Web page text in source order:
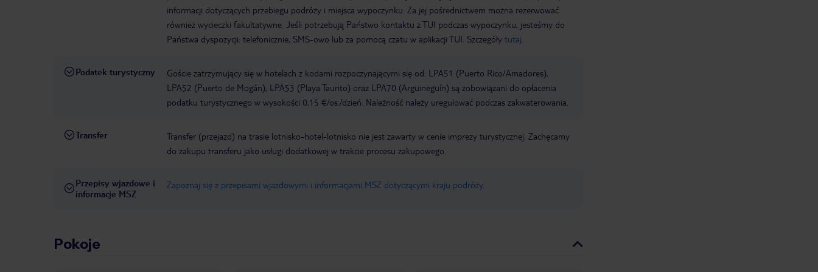
informacji dotyczących przebiegu podróży i miejsca wypoczynku. Za jej pośrednictwem można rezerwować
również wycieczki fakultatywne. Jeśli potrzebują Państwo kontaktu z TUI podczas wypoczynku, jesteśmy do
Państwa dyspozycji: telefonicznie, SMS-owo lub za pomocą czatu w aplikacji TUI. Szczegóły tutaj
Podatek turystyczny
Goście zatrzymujący się w hotelach z kodami rozpoczynającymi się od: LPA51 (Puerto Rico/Amadores),
LPA52 (Puerto de Mogán), LPA53 (Playa Taurito) oraz LPA70 (Arguineguín) są zobowiązani do opłacenia
podatku turystycznego w wysokości 0,15 €/os./dzień. Należność należy uregulować podczas zakwaterowania.
Transfer
Transfer (przejazd) na trasie lotnisko-hotel-lotnisko nie jest zawarty w cenie imprezy turystycznej. Zachęcamy
do zakupu transferu jako usługi dodatkowej w trakcie procesu zakupowego.
Przepisy wjazdowe i
informacje MSZ
Zapoznaj się z przepisami wjazdowymi i informacjami MSZ dotyczącymi kraju podróży.
Pokoje